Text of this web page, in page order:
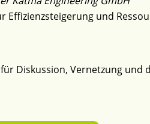
Effizienzsteigerung und
Diskussion, Vernetzung und